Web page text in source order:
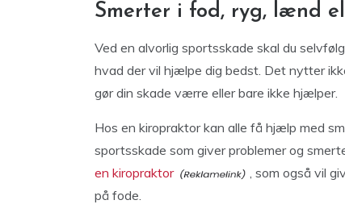
Smerter i fod, ryg, lænd
Ved en alvorlig sportsskade skal du
hvad der vil hjælpe dig bedst. Det nytter
gør din skade værre eller bare ikke hjælper.
Hos en kiropraktor kan alle få hjælp med
sportsskade som giver problemer og
en kiropraktor
, som også vil
på fode.